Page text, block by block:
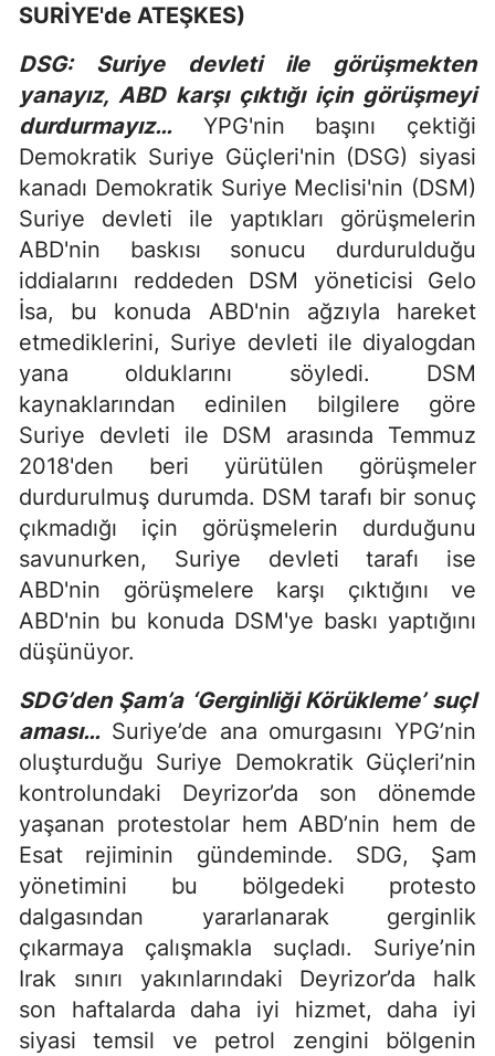
SURİYE'de ATEŞKES)
DSG: Suriye devleti ile görüşmekten
yanayız, ABD karşı çıktığı için görüşmeyi
durdurmayız…
YPG'nin başını çektiği
Demokratik Suriye Güçleri'nin (DSG) siyasi
kanadı Demokratik Suriye Meclisi'nin (DSM)
Suriye devleti ile yaptıkları görüşmelerin
ABD'nin baskısı sonucu durdurulduğu
iddialarını reddeden DSM yöneticisi Gelo
İsa, bu konuda ABD'nin ağzıyla hareket
etmediklerini, Suriye devleti ile diyalogdan
yana olduklarını söyledi. DSM
kaynaklarından edinilen bilgilere göre
Suriye devleti ile DSM arasında Temmuz
2018'den beri yürütülen görüşmeler
durdurulmuş durumda. DSM tarafı bir sonuç
çıkmadığı için görüşmelerin durduğunu
savunurken, Suriye devleti tarafı ise
ABD'nin görüşmelere karşı çıktığını ve
ABD'nin bu konuda DSM'ye baskı yaptığını
düşünüyor.
SDG’den Şam’a ‘Gerginliği Körükleme’ suçl
aması… Suriye’de ana omurgasını YPG’nin
oluşturduğu Suriye Demokratik Güçleri’nin
kontrolundaki Deyrizor’da son dönemde
yaşanan protestolar hem ABD’nin hem de
Esat rejiminin gündeminde. SDG, Şam
yönetimini bu bölgedeki protesto
dalgasından yararlanarak gerginlik
çıkarmaya çalışmakla suçladı. Suriye’nin
Irak sınırı yakınlarındaki Deyrizor’da halk
son haftalarda daha iyi hizmet, daha iyi
siyasi temsil ve petrol zengini bölgenin